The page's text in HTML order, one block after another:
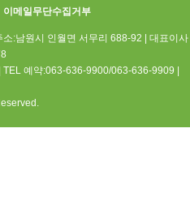
이메일무단수집거부
:남원시 인월면 서무리 688-92 | 대표이사
TEL 예약:063-636-9900/063-636-9909 |